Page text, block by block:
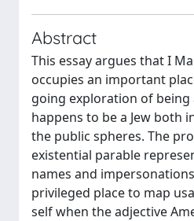
Abstract
This essay argues that I
occupies an important
going exploration of being
happens to be a Jew both
the public spheres. The
existential parable
names and
privileged place to map
self when the adjective